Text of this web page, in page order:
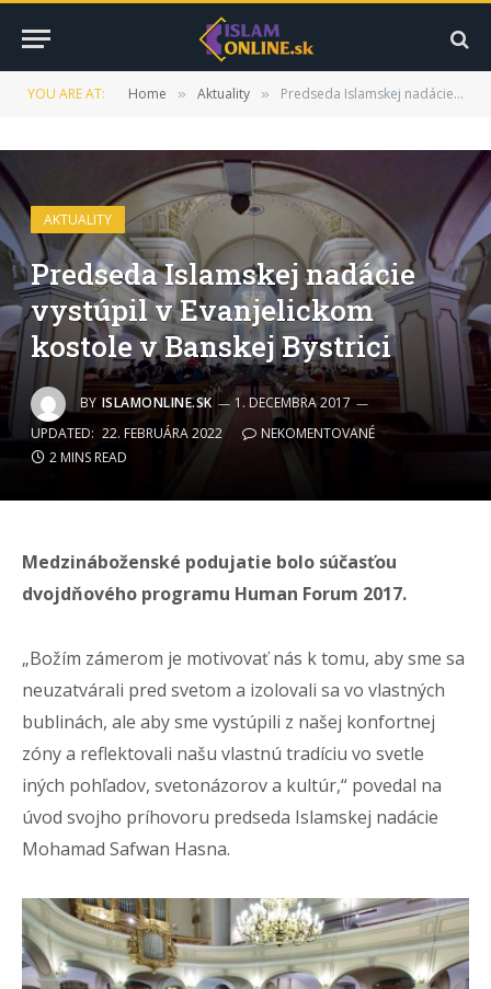
YOU ARE AT: Home » Aktuality » Predseda Islamskej nadácie vystúpil v Evanjelickom kostole v Banskej Bystrici
AKTUALITY
Predseda Islamskej nadácie
vystúpil v Evanjelickom
kostole v Banskej Bystrici
BY ISLAMONLINE.SK
1. DECEMBRA 2017
UPDATED: 22. FEBRUÁRA 2022
NEKOMENTOVANÉ
2 MINS READ
Medzináboženské podujatie bolo súčasťou
dvojdňového programu Human Forum 2017.
„Božím zámerom je motivovať nás k tomu, aby sme sa
neuzatvárali pred svetom a izolovali sa vo vlastných
bublinách, ale aby sme vystúpili z našej konfortnej
zóny a reflektovali našu vlastnú tradíciu vo svetle
iných pohľadov, svetonázorov a kultúr,“ povedal na
úvod svojho príhovoru predseda Islamskej nadácie
Mohamad Safwan Hasna.